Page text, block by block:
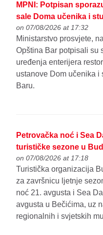
MPNI: Potpisan
sale Doma učenika i
on 07/08/2026 at 17:32
Ministarstvo prosvjete,
Opština Bar potpisali su
uređenja enterijera
ustanove Dom učenika i
Baru.
Petrovačka noć i Sea
turističke sezone u
on 07/08/2026 at 17:18
Turistička organizacija
za završnicu ljetnje
noć 21. avgusta i Sea
avgusta u Bečićima, uz
regionalnih i svjetskih